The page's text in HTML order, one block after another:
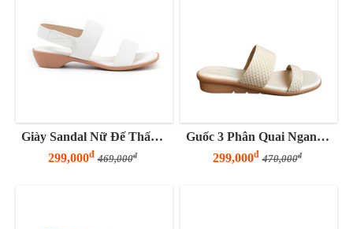
Giày Sandal Nữ Đế Thấp 3 Phân Hai Quai Ngang Tinh Tế
299,000đ 469,000đ
Guốc 3 Phân Quai Ngang Bảng To
299,000đ 470,000đ